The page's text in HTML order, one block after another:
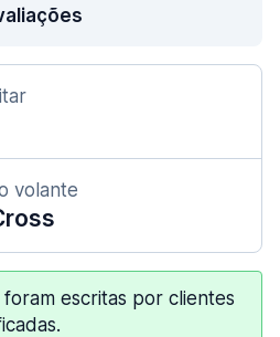
volante
foram escritas por clientes